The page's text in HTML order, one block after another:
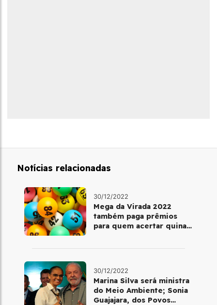
Notícias relacionadas
30/12/2022
Mega da Virada 2022
também paga prêmios
para quem acertar quina
30/12/2022
Marina Silva será ministra
do Meio Ambiente; Sonia
Guajajara, dos Povos